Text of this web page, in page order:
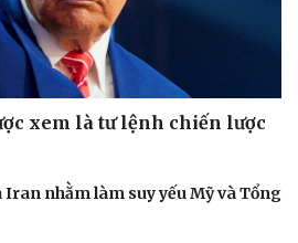
xem là tư lệnh chiến lược
Iran nhằm làm suy yếu Mỹ và Tổng